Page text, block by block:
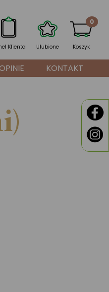
Klienta Ulubione Koszyk
0
KONTAKT